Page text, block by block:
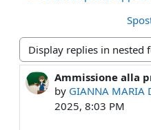
Display mode
Ammissione alla
by GIANNA MARIA
2025, 8:03 PM
Number of replies: